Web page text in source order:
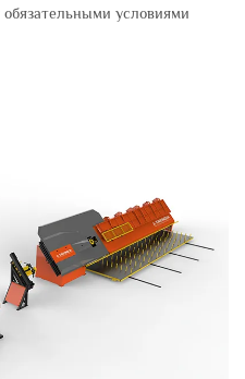
обязательными условиями